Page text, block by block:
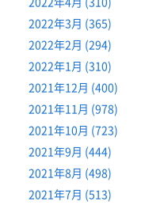
2022年3月 (365)
2022年2月 (294)
2022年1月 (310)
2021年12月 (400)
2021年11月 (978)
2021年10月 (723)
2021年9月 (444)
2021年8月 (498)
2021年7月 (513)